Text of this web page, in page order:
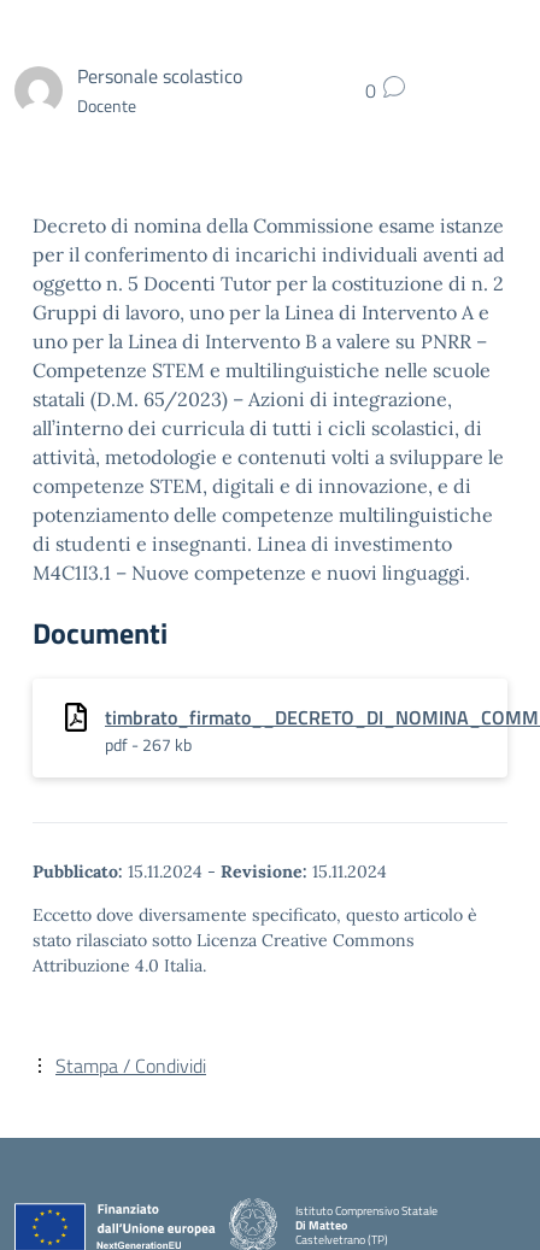
Personale scolastico
Docente 0
Decreto di nomina della Commissione esame istanze
per il conferimento di incarichi individuali aventi ad
oggetto n. 5 Docenti Tutor per la costituzione di n. 2
Gruppi di lavoro, uno per la Linea di Intervento A e
uno per la Linea di Intervento B a valere su PNRR –
Competenze STEM e multilinguistiche nelle scuole
statali (D.M. 65/2023) – Azioni di integrazione,
all’interno dei curricula di tutti i cicli scolastici, di
attività, metodologie e contenuti volti a sviluppare le
competenze STEM, digitali e di innovazione, e di
potenziamento delle competenze multilinguistiche
di studenti e insegnanti. Linea di investimento
M4C1I3.1 – Nuove competenze e nuovi linguaggi.
Documenti
pdf - 267 kb
Pubblicato: 15.11.2024 - Revisione: 15.11.2024
Eccetto dove diversamente specificato, questo articolo è
stato rilasciato sotto Licenza Creative Commons
Attribuzione 4.0 Italia.
Stampa / Condividi
Istituto Comprensivo Statale
Di Matteo
Castelvetrano (TP)